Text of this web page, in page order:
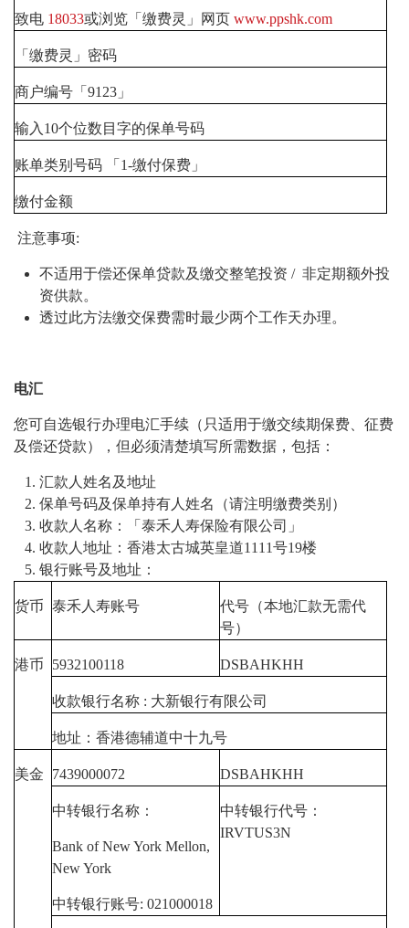
致电 18033或浏览「缴费灵」网页 www.ppshk.com
「缴费灵」密码
商户编号「9123」
输入10个位数目字的保单号码
账单类别号码 「1-缴付保费」
缴付金额
注意事项:
不适用于偿还保单贷款及缴交整笔投资 / 非定期额外投
资供款。
透过此方法缴交保费需时最少两个工作天办理。
电汇
您可自选银行办理电汇手续（只适用于缴交续期保费、征费
及偿还贷款），但必须清楚填写所需数据，包括：
汇款人姓名及地址
保单号码及保单持有人姓名（请注明缴费类别）
收款人名称：「泰禾人寿保险有限公司」
收款人地址：香港太古城英皇道1111号19楼
银行账号及地址：
货币 泰禾人寿账号
代号（本地汇款无需代
号）
港币 5932100118 DSBAHKHH
收款银行名称 : 大新银行有限公司
地址：香港德辅道中十九号
美金 7439000072 DSBAHKHH
中转银行名称：
Bank of New York Mellon,
New York
中转银行账号: 021000018
中转银行代号：
IRVTUS3N